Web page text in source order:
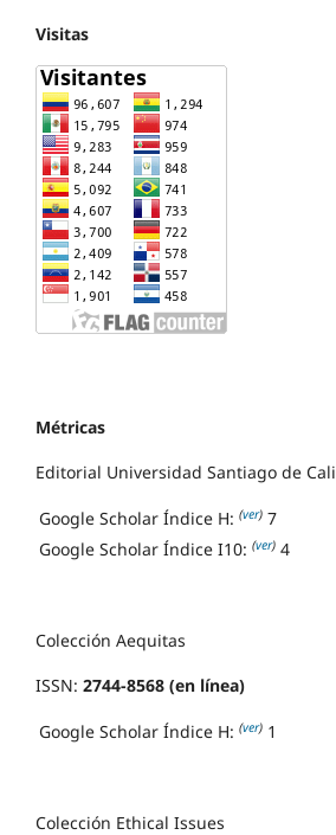
Visitas
Métricas
Editorial Universidad Santiago de Cali
Google Scholar Índice H: (ver) 7
Google Scholar Índice I10: (ver) 4
Colección Aequitas
ISSN: 2744-8568 (en línea)
Google Scholar Índice H: (ver) 1
Colección Ethical Issues